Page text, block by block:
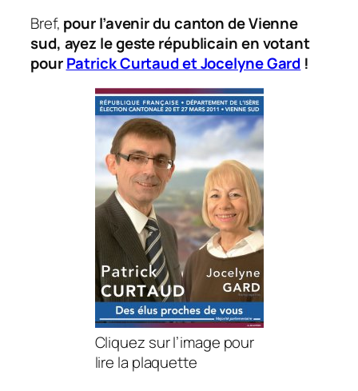
Bref, pour l’avenir du canton de Vienne
sud, ayez le geste républicain en votant
pourPatrick Curtaud et Jocelyne Gard !
Cliquez sur l’image pour
lire la plaquette